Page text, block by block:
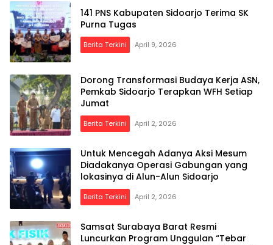
141 PNS Kabupaten Sidoarjo Terima SK
Purna Tugas
Berita Terkini April 9, 2026
Dorong Transformasi Budaya Kerja ASN,
Pemkab Sidoarjo Terapkan WFH Setiap
Jumat
Berita Terkini April 2, 2026
Untuk Mencegah Adanya Aksi Mesum
Diadakanya Operasi Gabungan yang
lokasinya di Alun-Alun Sidoarjo
Berita Terkini April 2, 2026
Samsat Surabaya Barat Resmi
Luncurkan Program Unggulan “Tebar